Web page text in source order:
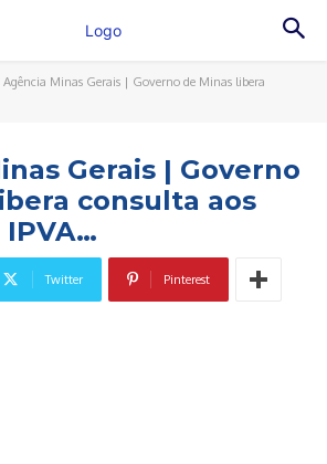
Agência Minas Gerais | Governo de Minas libera
Gerais | Governo
consulta aos
Twitter Pinterest